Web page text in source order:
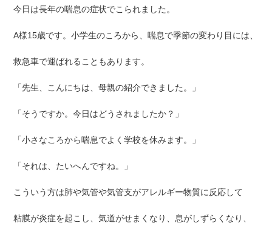
今日は長年の喘息の症状でこられました。
A様15歳です。小学生のころから、喘息で季節の変わり目には、
救急車で運ばれることもあります。
「先生、こんにちは、母親の紹介できました。」
「そうですか。今日はどうされましたか？」
「小さなころから喘息でよく学校を休みます。」
「それは、たいへんですね。」
こういう方は肺や気管や気管支がアレルギー物質に反応して
粘膜が炎症を起こし、気道がせまくなり、息がしずらくなり、